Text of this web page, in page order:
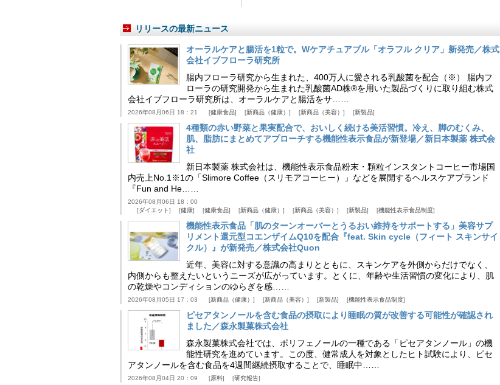
リリースの最新ニュース
オーラルケアと腸活を1粒で。Wケアチュアブル「オラフル クリア」新発売／株式
会社イブフローラ研究所
腸内フローラ研究から生まれた、400万人に愛される乳酸菌を配合（※） 腸内フ
ローラの研究開発から生まれた乳酸菌AD株®を用いた製品づくりに取り組む株式
会社イブフローラ研究所は、オーラルケアと腸活をサ……
2026年08月06日 18：21 健康食品 新商品（健康） 新商品（美容） 新製品
4種類の赤い野菜と果実配合で、おいしく続ける美活習慣。冷え、脚のむくみ、
肌、脂肪にまとめてアプローチする機能性表示食品が新登場／新日本製薬 株式会
社
新日本製薬 株式会社は、機能性表示食品粉末・顆粒インスタントコーヒー市場国
内売上No.1※1の「Slimore Coffee（スリモアコーヒー）」などを展開するヘルスケアブランド
『Fun and He……
2026年08月06日 18：00
ダイエット
健康 健康食品 新商品（健康） 新商品（美容） 新製品 機能性表示食品制度
機能性表示食品「肌のターンオーバーとうるおい維持をサポートする」美容サプ
リメント還元型コエンザイムQ10を配合『feat. Skin cycle（フィート スキンサイ
クル）』が新発売／株式会社Quon
近年、美容に対する意識の高まりとともに、スキンケアを外側からだけでなく、
内側からも整えたいというニーズが広がっています。とくに、年齢や生活習慣の変化により、肌
の乾燥やコンディションのゆらぎを感……
2026年08月05日 17：03 新商品（健康） 新商品（美容） 新製品 機能性表示食品制度
ピセアタンノールを含む食品の摂取により睡眠の質が改善する可能性が確認され
ました／森永製菓株式会社
森永製菓株式会社では、ポリフェノールの一種である「ピセアタンノール」の機
能性研究を進めています。この度、健常成人を対象としたヒト試験により、ピセ
アタンノールを含む食品を4週間継続摂取することで、睡眠中……
2026年08月04日 20：09 原料 研究報告